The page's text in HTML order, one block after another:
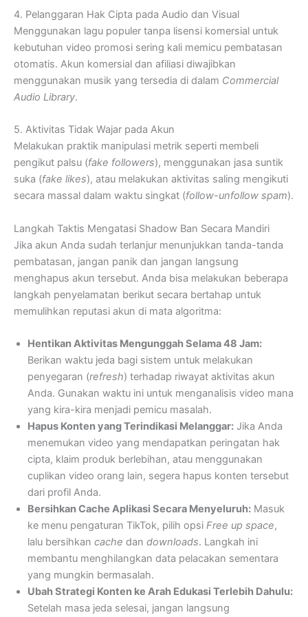
4. Pelanggaran Hak Cipta pada Audio dan Visual
Menggunakan lagu populer tanpa lisensi komersial untuk
kebutuhan video promosi sering kali memicu pembatasan
otomatis. Akun komersial dan afiliasi diwajibkan
menggunakan musik yang tersedia di dalam Commercial
Audio Library.
5. Aktivitas Tidak Wajar pada Akun
Melakukan praktik manipulasi metrik seperti membeli
pengikut palsu (fake followers), menggunakan jasa suntik
suka (fake likes), atau melakukan aktivitas saling mengikuti
secara massal dalam waktu singkat (follow-unfollow spam).
Langkah Taktis Mengatasi Shadow Ban Secara Mandiri
Jika akun Anda sudah terlanjur menunjukkan tanda-tanda
pembatasan, jangan panik dan jangan langsung
menghapus akun tersebut. Anda bisa melakukan beberapa
langkah penyelamatan berikut secara bertahap untuk
memulihkan reputasi akun di mata algoritma:
Hentikan Aktivitas Mengunggah Selama 48 Jam:
Berikan waktu jeda bagi sistem untuk melakukan
penyegaran (refresh) terhadap riwayat aktivitas akun
Anda. Gunakan waktu ini untuk menganalisis video mana
yang kira-kira menjadi pemicu masalah.
Hapus Konten yang Terindikasi Melanggar: Jika Anda
menemukan video yang mendapatkan peringatan hak
cipta, klaim produk berlebihan, atau menggunakan
cuplikan video orang lain, segera hapus konten tersebut
dari profil Anda.
Bersihkan Cache Aplikasi Secara Menyeluruh: Masuk
ke menu pengaturan TikTok, pilih opsi Free up space,
lalu bersihkan cache dan downloads. Langkah ini
membantu menghilangkan data pelacakan sementara
yang mungkin bermasalah.
Ubah Strategi Konten ke Arah Edukasi Terlebih Dahulu:
Setelah masa jeda selesai, jangan langsung